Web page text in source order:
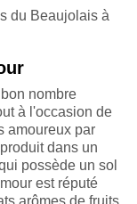
du Beaujolais à
nombre
à l'occasion de
amoureux par
dans un
possède un sol
est réputé
arômes de fruits